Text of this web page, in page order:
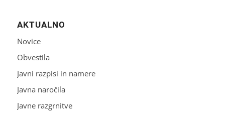
AKTUALNO
Novice
Obvestila
Javni razpisi in namere
Javna naročila
Javne razgrnitve